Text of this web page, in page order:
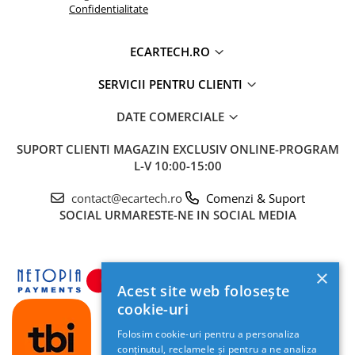
DSP
Pasionații de muzică vor aprecia procesorul
benzi. Acesta permite reglarea fină a
acusticii, oferind un sunet clar, un bas
pentru habitaclul mașinii tale.
Confidentialitate
ECARTECH.RO
SERVICII PENTRU CLIENTI
DATE COMERCIALE
SUPORT CLIENTI MAGAZIN EXCLUSIV ONLINE-PROGRAM
L-V 10:00-15:00
contact@ecartech.ro
Comenzi & Suport
SOCIAL URMARESTE-NE IN SOCIAL MEDIA
×
Acest site web folosește
cookie-uri
Folosim cookie-uri pentru a personaliza
conținutul, reclamele și pentru a ne analiza